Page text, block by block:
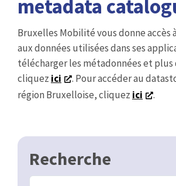
metadata
Bruxelles Mobilité vous donne accès
aux données utilisées dans ses
télécharger les métadonnées et
cliquez ici
. Pour accéder au
région Bruxelloise, cliquez ici .
Recherche